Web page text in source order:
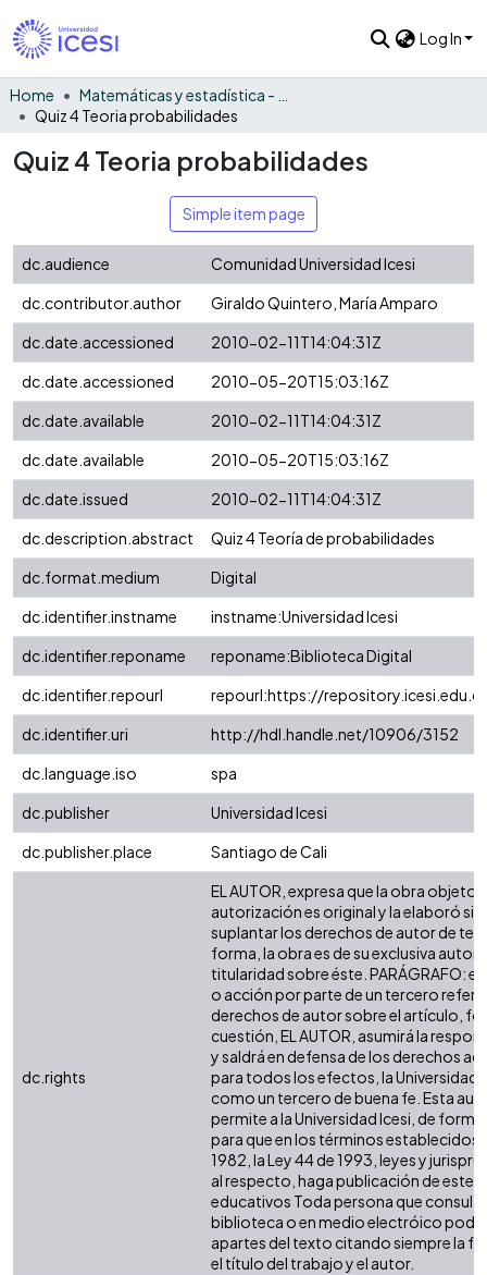
Log In
Home
Quiz 4 Teoria probabilidades
Quiz 4 Teoria probabilidades
Simple item page
dc.audience
Comunidad Universidad Icesi
dc.contributor.author
Giraldo Quintero, María Amparo
dc.date.accessioned
2010-02-11T14:04:31Z
dc.date.accessioned
2010-05-20T15:03:16Z
dc.date.available
2010-02-11T14:04:31Z
dc.date.available
2010-05-20T15:03:16Z
dc.date.issued
2010-02-11T14:04:31Z
dc.description.abstract
Quiz 4 Teoría de probabilidades
dc.format.medium
Digital
dc.identifier.instname
instname:Universidad Icesi
dc.identifier.reponame
reponame:Biblioteca Digital
dc.identifier.repourl
repourl:https://
dc.identifier.uri
http://hdl.handle.net/10906/3152
dc.language.iso
spa
dc.publisher
Universidad Icesi
dc.publisher.place
Santiago de Cali
dc.rights
EL AUTOR, expresa que la obra objeto
autorización es original y la elaboró
suplantar los derechos de autor de
forma, la obra es de su exclusiva
titularidad sobre éste. PARÁGRAFO:
o acción por parte de un tercero
derechos de autor sobre el artículo,
cuestión, EL AUTOR, asumirá la
y saldrá en defensa de los derechos
para todos los efectos, la Universidad
como un tercero de buena fe. Esta
permite a la Universidad Icesi, de
para que en los términos establecidos
1982, la Ley 44 de 1993, leyes y
al respecto, haga publicación de este
educativos Toda persona que consulte
biblioteca o en medio electróico
apartes del texto citando siempre la
el título del trabajo y el autor.